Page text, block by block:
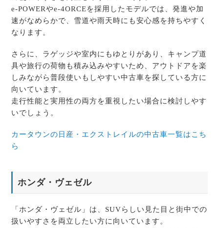
e-POWERやe-4ORCEを採用したモデルでは、発進や加
速がなめらかで、雪道や雨天時にも安心感を持ちやすく
なります。
さらに、ラゲッジや室内にもゆとりがあり、キャンプ道
具や旅行の荷物も積み込みやすいため、アウトドアを楽
しみながら普段使いもしやすい中古車を探している方に
向いています。
走行性能と実用性の両方を重視したい場合に検討しやす
いでしょう。
カータウンの日産・エクストレイルの中古車一覧はこち
ら
ホンダ・ヴェゼル
「ホンダ・ヴェゼル」は、SUVらしい見た目と街中での
扱いやすさを両立したい方に向いています。